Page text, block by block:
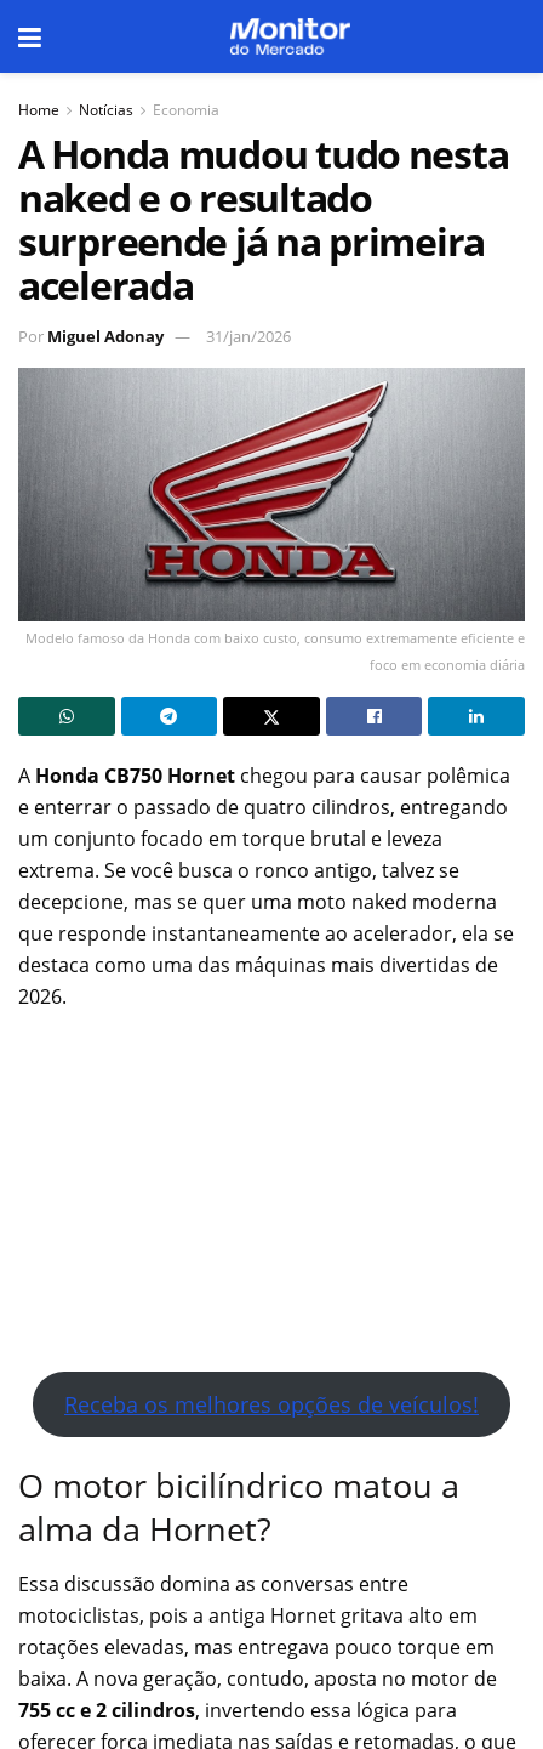
Home Notícias Economia
A Honda mudou tudo nesta
naked e o resultado
surpreende já na primeira
acelerada
Por Miguel Adonay 31/jan/2026
Modelo famoso da Honda com baixo custo, consumo extremamente eficiente e
foco em economia diária
A Honda CB750 Hornet chegou para causar polêmica
e enterrar o passado de quatro cilindros, entregando
um conjunto focado em torque brutal e leveza
extrema. Se você busca o ronco antigo, talvez se
decepcione, mas se quer uma moto naked moderna
que responde instantaneamente ao acelerador, ela se
destaca como uma das máquinas mais divertidas de
2026.
Receba os melhores opções de veículos!
O motor bicilíndrico matou a
alma da Hornet?
Essa discussão domina as conversas entre
motociclistas, pois a antiga Hornet gritava alto em
rotações elevadas, mas entregava pouco torque em
baixa. A nova geração, contudo, aposta no motor de
755 cc e 2 cilindros, invertendo essa lógica para
oferecer força imediata nas saídas e retomadas, o que